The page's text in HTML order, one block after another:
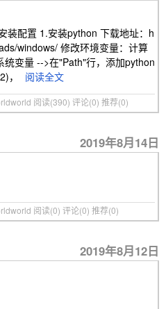
装配置 1.安装python 下载地址：h
windows/ 修改环境变量：计算
变量 -->在"Path"行，添加python
，
阅读全文
阅读(390) 评论(0) 推荐(0)
2019年8月14日
阅读(0) 评论(0) 推荐(0)
2019年8月12日